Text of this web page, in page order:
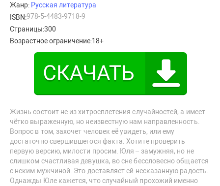
Жанр: Русская литература
ISBN:978-5-4483-9718-9
Страницы:300
Возрастное ограничение:18+
Жизнь состоит не из хитросплетения случайностей, а имеет
чётко выраженную, но неизвестную нам направленность.
Вопрос в том, захочет человек её увидеть, или ему
достаточно свершившегося факта. Хотите проверить
первую версию, милости просим. Юля – замужняя, но не
слишком счастливая девушка, во сне бессловесно общается
с неким мужчиной. Это доставляет ей несказанную радость.
Однажды Юле кажется, что случайный прохожий именно